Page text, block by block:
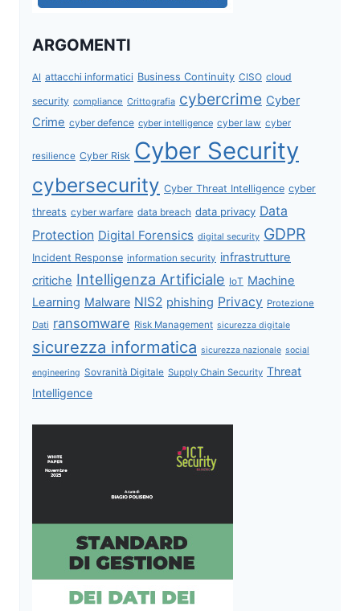
ARGOMENTI
AI attacchi informatici Business Continuity CISO cloud
security compliance Crittografia cybercrime Cyber
Crime cyber defence cyber intelligence cyber law cyber
resilience Cyber Risk Cyber Security
cybersecurity Cyber Threat Intelligence cyber
threats cyber warfare data breach data privacy Data
Protection Digital Forensics digital security GDPR
Incident Response information security infrastrutture
critiche Intelligenza Artificiale IoT Machine
Learning Malware NIS2 phishing Privacy Protezione
Dati ransomware Risk Management sicurezza digitale
sicurezza informatica sicurezza nazionale social
engineering Sovranità Digitale Supply Chain Security Threat
Intelligence